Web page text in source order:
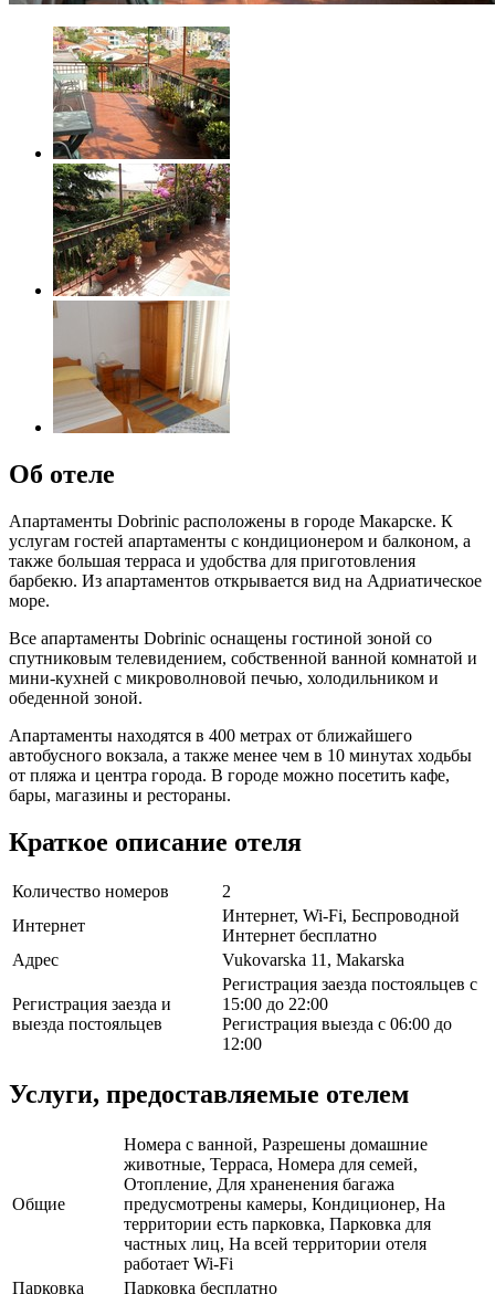
Об отеле
Апартаменты Dobrinic расположены в городе Макарске. К
услугам гостей апартаменты с кондиционером и балконом, а
также большая терраса и удобства для приготовления
барбекю. Из апартаментов открывается вид на Адриатическое
море.
Все апартаменты Dobrinic оснащены гостиной зоной со
спутниковым телевидением, собственной ванной комнатой и
мини-кухней с микроволновой печью, холодильником и
обеденной зоной.
Апартаменты находятся в 400 метрах от ближайшего
автобусного вокзала, а также менее чем в 10 минутах ходьбы
от пляжа и центра города. В городе можно посетить кафе,
бары, магазины и рестораны.
Краткое описание отеля
Количество номеров
2
Интернет
Интернет, Wi-Fi, Беспроводной
Интернет бесплатно
Адрес
Vukovarska 11, Makarska
Регистрация заезда и
выезда постояльцев
Регистрация заезда постояльцев с
15:00 до 22:00
Регистрация выезда с 06:00 до
12:00
Услуги, предоставляемые отелем
Общие
Номера с ванной, Разрешены домашние
животные, Терраса, Номера для семей,
Отопление, Для храненения багажа
предусмотрены камеры, Кондиционер, На
территории есть парковка, Парковка для
частных лиц, На всей территории отеля
работает Wi-Fi
Парковка
Парковка бесплатно